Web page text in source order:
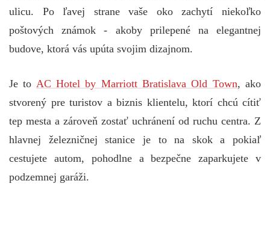
ulicu. Po ľavej strane vaše oko zachytí niekoľko
poštových známok - akoby prilepené na elegantnej
budove, ktorá vás upúta svojim dizajnom.
Je to AC Hotel by Marriott Bratislava Old Town, ako
stvorený pre turistov a biznis klientelu, ktorí chcú cítiť
tep mesta a zároveň zostať uchránení od ruchu centra. Z
hlavnej železničnej stanice je to na skok a pokiaľ
cestujete autom, pohodlne a bezpečne zaparkujete v
podzemnej garáži.